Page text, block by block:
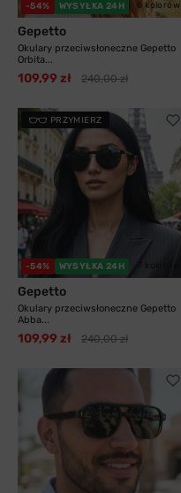
-54% WYSYŁKA 24H 6 kolorów
Gepetto
Okulary przeciwsłoneczne Gepetto
Orbita...
109,99 zł 240,00 zł
PRZYMIERZ
-54% WYSYŁKA 24H
Gepetto
Okulary przeciwsłoneczne Gepetto
Abba...
109,99 zł 240,00 zł